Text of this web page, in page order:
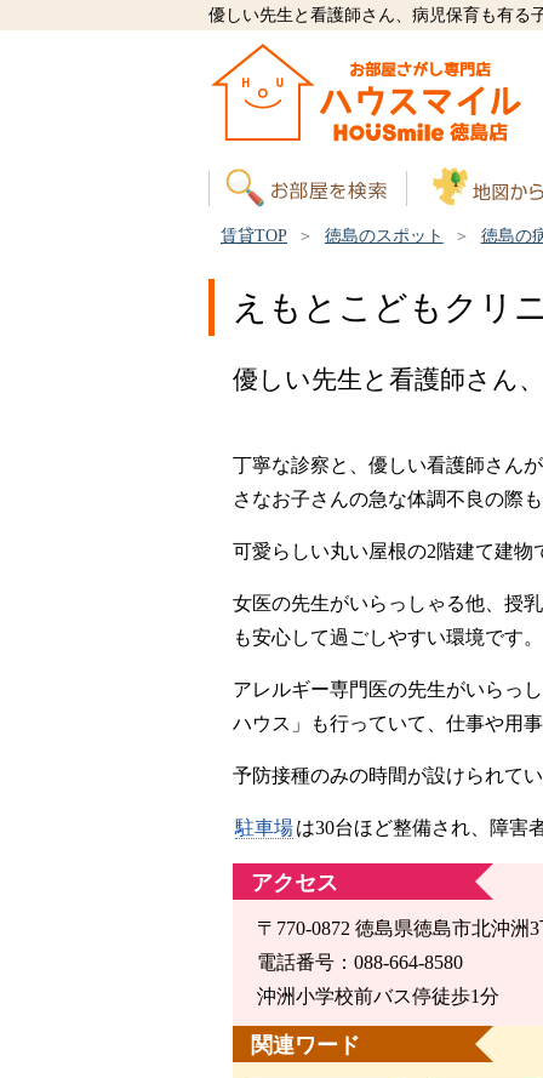
優しい先生と看護師さん、病児保育も有る
賃貸TOP 徳島のスポット 徳島の
えもとこどもクリ
優しい先生と看護師さん
丁寧な診察と、優しい看護師さん
さなお子さんの急な体調不良の際
可愛らしい丸い屋根の2階建て建
女医の先生がいらっしゃる他、授
も安心して過ごしやすい環境です。
アレルギー専門医の先生がいらっ
ハウス」も行っていて、仕事や用
予防接種のみの時間が設けられて
駐車場は30台ほど整備され、障害
アクセス
〒770-0872 徳島県徳島市北沖洲
電話番号：088-664-8580
沖洲小学校前バス停徒歩1分
関連ワード